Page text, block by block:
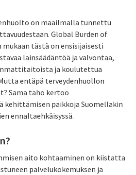
on maailmalla tunnettu
Global Burden of
tästä on ensisijaisesti
lainsäädäntöä ja valvontaa,
ja koulutettua
entäpä terveydenhuollon
Sama taho kertoo
kehittämisen paikkoja Suomellakin
ennaltaehkäisyssä.
aito kohtaaminen on kiistatta
palvelukokemuksen ja